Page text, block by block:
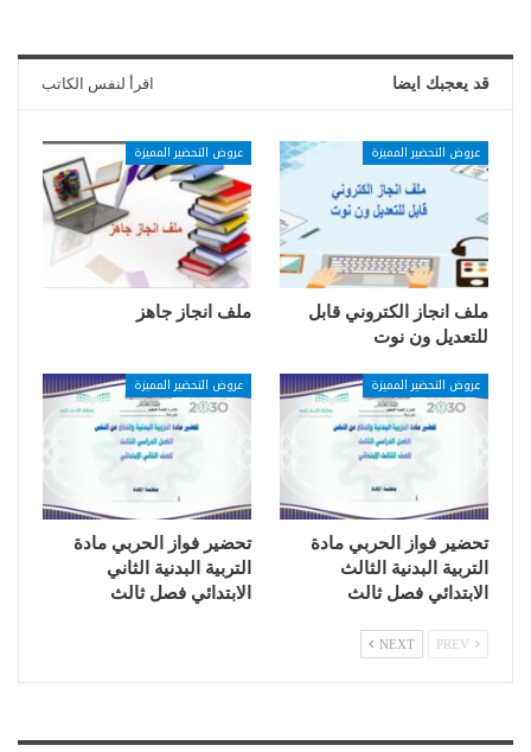
قد يعجبك ايضا اقرأ لنفس الكاتب
عروض التحضير المميزة
ملف انجاز الكتروني قابل
للتعديل ون نوت
عروض التحضير المميزة
ملف انجاز جاهز
عروض التحضير المميزة
تحضير فواز الحربي مادة
التربية البدنية الثالث
الابتدائي فصل ثالث
عروض التحضير المميزة
تحضير فواز الحربي مادة
التربية البدنية الثاني
الابتدائي فصل ثالث
NEXT